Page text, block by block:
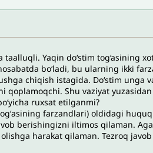
Yaqin do‘stim tog‘asining
bo‘ladi, bu ularning ikki
chiqish istagida. Do‘stim unga
qoplamoqchi. Shu vaziyat
ruxsat etilganmi?
farzandlari) oldidagi
berishingizni iltimos qilaman.
harakat qilaman. Tezroq javob